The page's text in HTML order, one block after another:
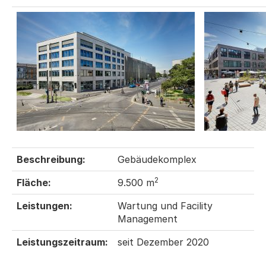
Beschreibung:
Gebäudekomplex
Fläche:
9.500 m2
Leistungen:
Wartung und Facility
Management
Leistungszeitraum:
seit Dezember 2020